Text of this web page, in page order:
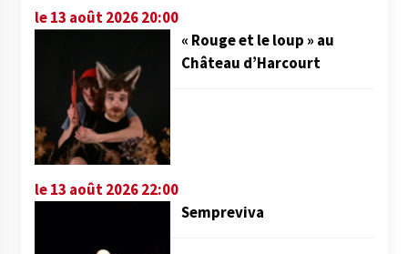
le 13 août 2026 20:00
« Rouge et le loup » au
Château d’Harcourt
le 13 août 2026 22:00
Sempreviva